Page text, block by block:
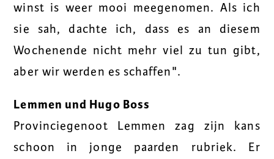
winst is weer mooi meegenomen. Als ich
sie sah, dachte ich, dass es an diesem
Wochenende nicht mehr viel zu tun gibt,
aber wir werden es schaffen".
Lemmen und Hugo Boss
Provinciegenoot Lemmen zag zijn kans
schoon in jonge paarden rubriek. Er